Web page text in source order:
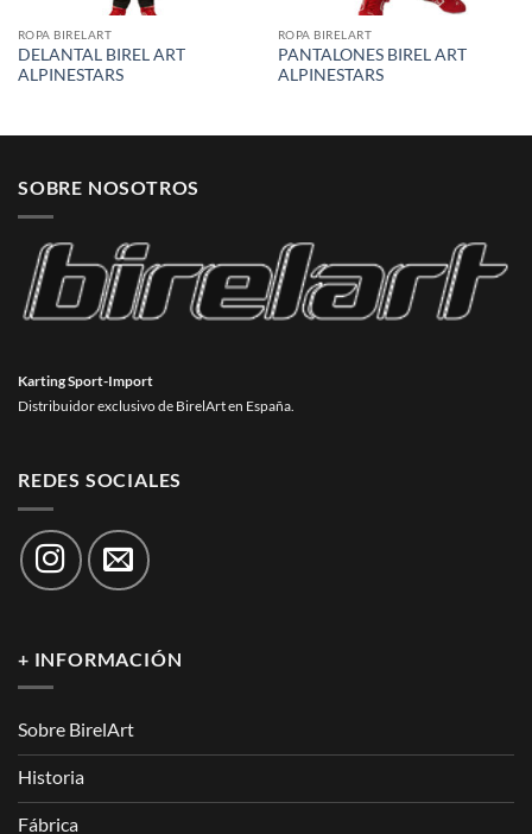
ROPA BIRELART
DELANTAL BIREL ART
ALPINESTARS
ROPA BIRELART
PANTALONES BIREL ART
ALPINESTARS
SOBRE NOSOTROS
Karting Sport-Import
Distribuidor exclusivo de BirelArt en España.
REDES SOCIALES
+ INFORMACIÓN
Sobre BirelArt
Historia
Fábrica